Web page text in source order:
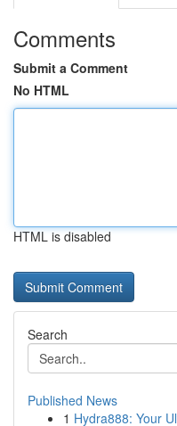
Comments
Submit a Comment
No HTML
HTML is disabled
Search
Published News
1 Hydra888: Your